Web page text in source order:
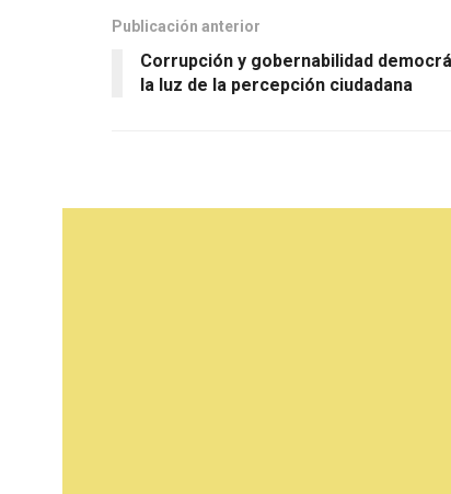
Publicación anterior
Corrupción y gobernabilidad
la luz de la percepción ciudadana